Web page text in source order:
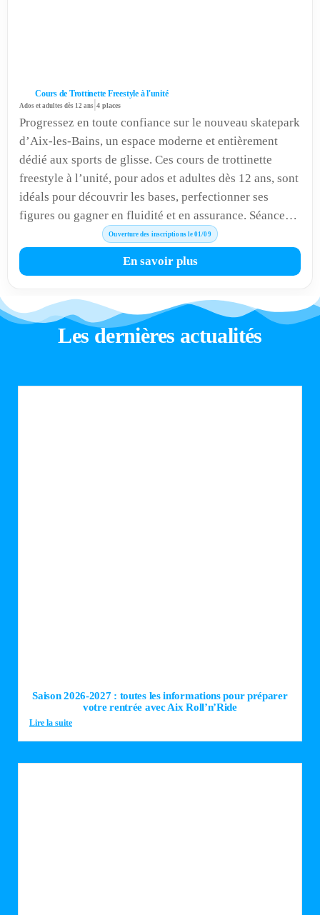
Cours de Trottinette Freestyle à l'unité
Ados et adultes dès 12 ans 4 places
Progressez en toute confiance sur le nouveau skatepark
d’Aix-les-Bains, un espace moderne et entièrement
dédié aux sports de glisse. Ces cours de trottinette
freestyle à l’unité, pour ados et adultes dès 12 ans, sont
idéals pour découvrir les bases, perfectionner ses
figures ou gagner en fluidité et en assurance. Séances
proposées uniquement en septembre, octobre, avril,
mai et juin. Cours à l’unité.
Ouverture des inscriptions le 01/09
En savoir plus
Les dernières actualités
Saison 2026-2027 : toutes les informations pour préparer
votre rentrée avec Aix Roll’n’Ride
Lire la suite